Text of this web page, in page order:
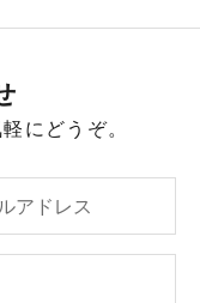
にどうぞ。